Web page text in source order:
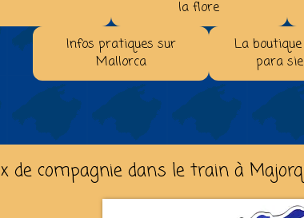
la flore
Infos pratiques sur
Mallorca
La
para
de compagnie dans le train à